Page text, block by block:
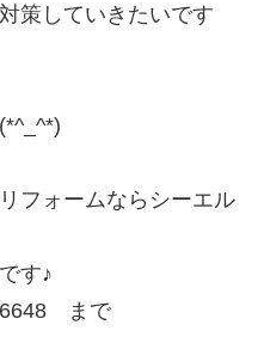
策していきたいです
フォームならシーエル
す♪
まで